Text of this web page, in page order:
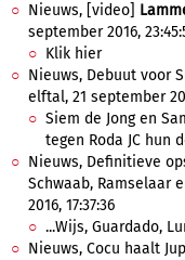
Nieuws, [video]
september 2016,
Klik hier
Nieuws, Debuut voor
elftal, 21 september
Siem de Jong en
tegen Roda JC hun
Nieuws, Definitieve
Schwaab, Ramselaar
2016, 17:37:36
...Wijs, Guardado,
Nieuws, Cocu haalt